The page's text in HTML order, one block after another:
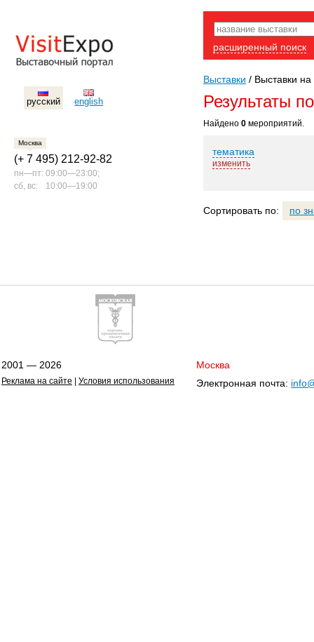
русский english
Москва
(+ 7 495) 212-92-82
пн—пт: 09:00—23:00;
сб, вс:
10:00—19:00
расширенный поиск
Выставки / Выставки на
Результаты
Найдено 0 мероприятий.
тематика
изменить
Сортировать по: по
2001 — 2026
Реклама на сайте Условия использования
Москва
Электронная почта: